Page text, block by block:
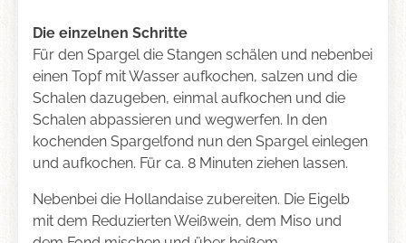
Die einzelnen Schritte
Für den Spargel die Stangen schälen und nebenbei
einen Topf mit Wasser aufkochen, salzen und die
Schalen dazugeben, einmal aufkochen und die
Schalen abpassieren und wegwerfen. In den
kochenden Spargelfond nun den Spargel einlegen
und aufkochen. Für ca. 8 Minuten ziehen lassen.
Nebenbei die Hollandaise zubereiten. Die Eigelb
mit dem Reduzierten Weißwein, dem Miso und